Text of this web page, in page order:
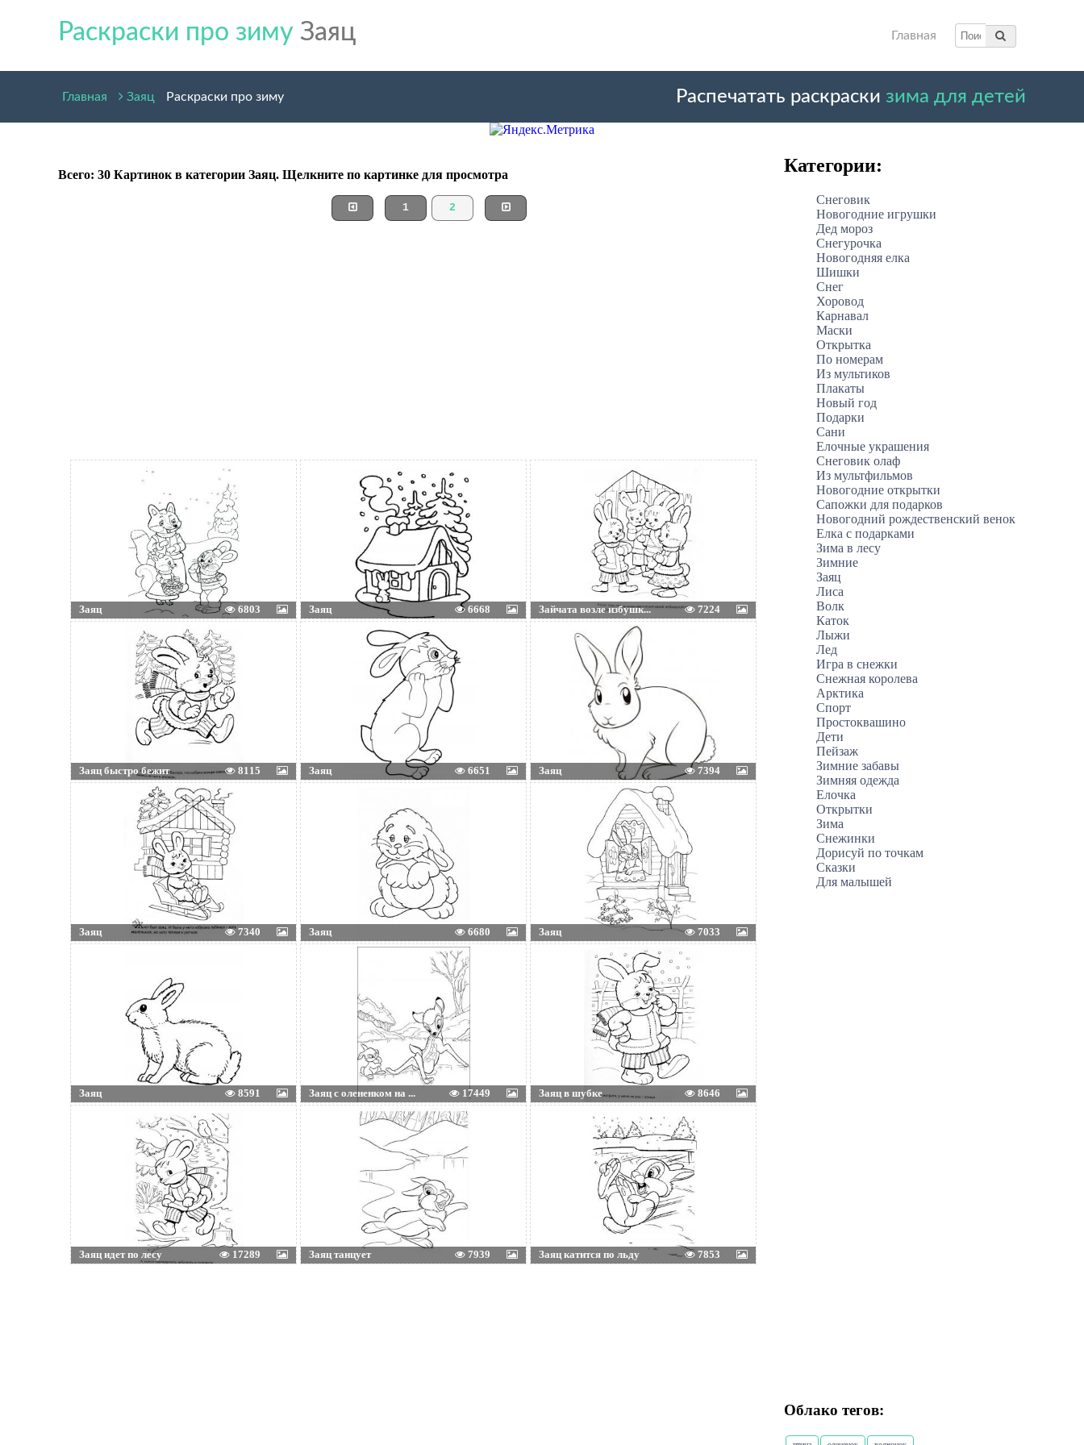
Раскраски про зиму Заяц Главная
Распечатать раскраски зима для детей
Главная Заяц Раскраски про зиму
Всего: 30 Картинок в категории Заяц. Щелкните по картинке для просмотра
1 2
Заяц 6803 Заяц 6668 Зайчата возле избушк... 7224
Заяц быстро бежит 8115 Заяц 6651 Заяц 7394
Заяц 7340 Заяц 6680 Заяц 7033
Заяц 8591 Заяц с олененком на ... 17449 Заяц в шубке 8646
Заяц идет по лесу 17289 Заяц танцует 7939 Заяц катится по льду 7853
Категории:
Снеговик
Новогодние игрушки
Дед мороз
Снегурочка
Новогодняя елка
Шишки
Снег
Хоровод
Карнавал
Маски
Открытка
По номерам
Из мультиков
Плакаты
Новый год
Подарки
Сани
Елочные украшения
Снеговик олаф
Из мультфильмов
Новогодние открытки
Сапожки для подарков
Новогодний рождественский венок
Елка с подарками
Зима в лесу
Зимние
Заяц
Лиса
Волк
Каток
Лыжи
Лед
Игра в снежки
Снежная королева
Арктика
Спорт
Простоквашино
Дети
Пейзаж
Зимние забавы
Зимняя одежда
Елочка
Открытки
Зима
Снежинки
Дорисуй по точкам
Сказки
Для малышей
Облако тегов: